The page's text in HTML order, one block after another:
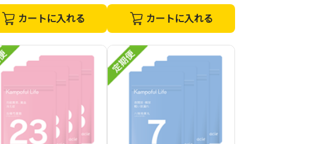
カートに入れる カートに入れる